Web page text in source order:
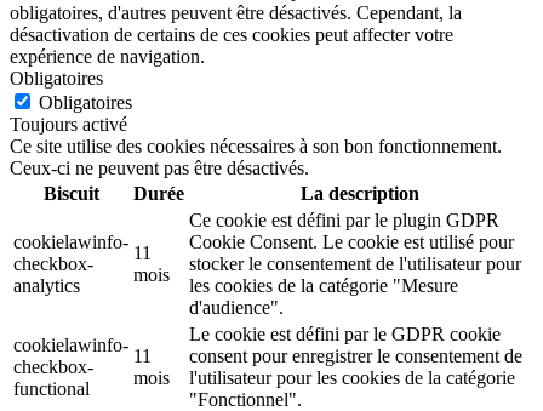
obligatoires, d'autres peuvent être désactivés. Cependant, la
désactivation de certains de ces cookies peut affecter votre
expérience de navigation.
Obligatoires
Obligatoires
Toujours activé
Ce site utilise des cookies nécessaires à son bon fonctionnement.
Ceux-ci ne peuvent pas être désactivés.
Biscuit
Durée La description
cookielawinfo-
checkbox-
analytics
11
mois
Ce cookie est défini par le plugin GDPR
Cookie Consent. Le cookie est utilisé pour
stocker le consentement de l'utilisateur pour
les cookies de la catégorie "Mesure
d'audience".
cookielawinfo-
checkbox-
functional
11
mois
Le cookie est défini par le GDPR cookie
consent pour enregistrer le consentement de
l'utilisateur pour les cookies de la catégorie
"Fonctionnel".